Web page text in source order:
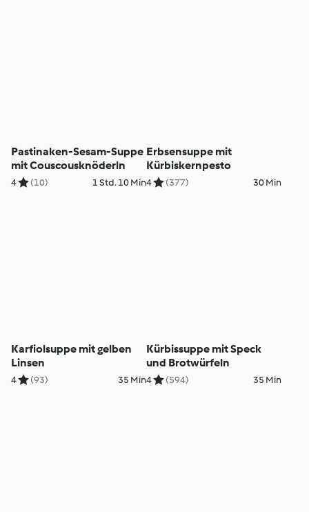
Pastinaken-Sesam-Suppe
mit Couscousknöderln
4 (10) 1 Std. 10 Min
Erbsensuppe mit
Kürbiskernpesto
4 (377) 30 Min
Karfiolsuppe mit gelben
Linsen
4 (93) 35 Min
Kürbissuppe mit Speck
und Brotwürfeln
4 (594) 35 Min